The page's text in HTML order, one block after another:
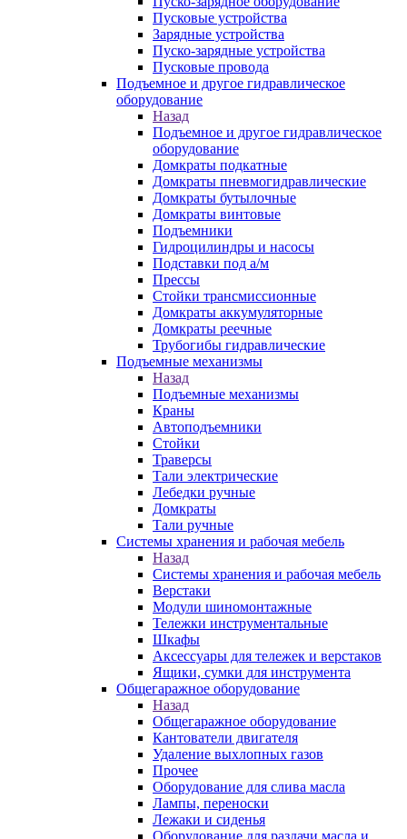
Пусковые устройства
Зарядные устройства
Пуско-зарядные устройства
Пусковые провода
Подъемное и другое гидравлическое
оборудование
Назад
Подъемное и другое гидравлическое
оборудование
Домкраты подкатные
Домкраты пневмогидравлические
Домкраты бутылочные
Домкраты винтовые
Подъемники
Гидроцилиндры и насосы
Подставки под а/м
Прессы
Стойки трансмиссионные
Домкраты аккумуляторные
Домкраты реечные
Трубогибы гидравлические
Подъемные механизмы
Назад
Подъемные механизмы
Краны
Автоподъемники
Стойки
Траверсы
Тали электрические
Лебедки ручные
Домкраты
Тали ручные
Системы хранения и рабочая мебель
Назад
Системы хранения и рабочая мебель
Верстаки
Модули шиномонтажные
Тележки инструментальные
Шкафы
Аксессуары для тележек и верстаков
Ящики, сумки для инструмента
Общегаражное оборудование
Назад
Общегаражное оборудование
Кантователи двигателя
Удаление выхлопных газов
Прочее
Оборудование для слива масла
Лампы, переноски
Лежаки и сиденья
Оборудование для раздачи масла и